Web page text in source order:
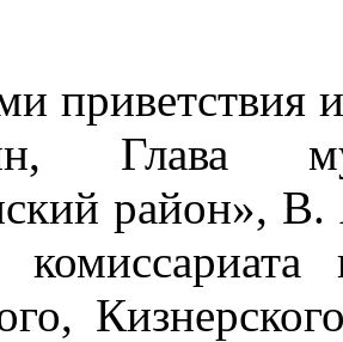
приветствия
Глава
район», В.